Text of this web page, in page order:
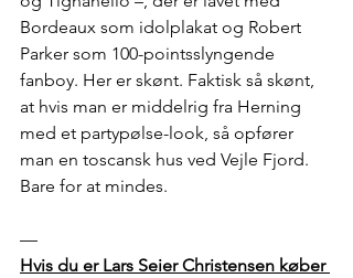
Bordeaux som idolplakat og Robert
Parker som 100-pointsslyngende
fanboy. Her er skønt. Faktisk så skønt,
at hvis man er middelrig fra Herning
med et partypølse-look, så opfører
man en toscansk hus ved Vejle Fjord.
Bare for at mindes.
—
Hvis du er Lars Seier Christensen køber